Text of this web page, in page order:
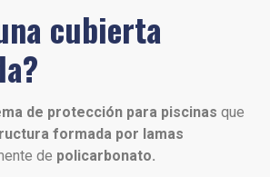
cubierta
de protección para piscinas que
formada por lamas
de policarbonato.